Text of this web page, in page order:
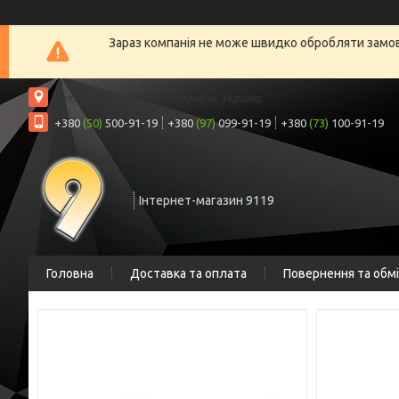
Зараз компанія не може швидко обробляти
вул. Шрага, 6а, офіс 2, Чернігів, Україна
+380 (50) 500-91-19 +380 (97)099-91-19 +380 (73) 100-91-19
Інтернет-магазин 9119
Головна Доставка та оплата Повернення та